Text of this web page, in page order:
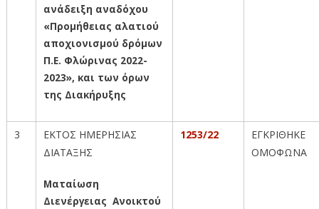
ανάδειξη αναδόχου
«Προμήθειας αλατιού
αποχιονισμού δρόμων
Π.Ε. Φλώρινας 2022-
2023», και των όρων
της Διακήρυξης
3
ΕΚΤΟΣ ΗΜΕΡΗΣΙΑΣ
ΔΙΑΤΑΞΗΣ
Ματαίωση
Διενέργειας Ανοικτού
1253/22
ΕΓΚΡΙΘΗΚΕ
ΟΜΟΦΩΝΑ